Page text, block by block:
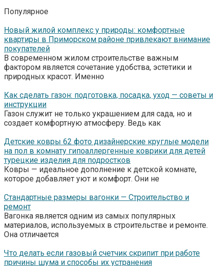
Популярное
Новый жилой комплекс у природы: комфортные
квартиры в Приморском районе привлекают внимание
покупателей
В современном жилом строительстве важным
фактором является сочетание удобства, эстетики и
природных красот. Именно
Как сделать газон: подготовка, посадка, уход — советы и
инструкции
Газон служит не только украшением для сада, но и
создает комфортную атмосферу. Ведь как
Детские ковры 62 фото дизайнерские круглые модели
на пол в комнату гипоаллергенные коврики для детей
турецкие изделия для подростков
Ковры — идеальное дополнение к детской комнате,
которое добавляет уют и комфорт. Они не
Стандартные размеры вагонки — Строительство и
ремонт
Вагонка является одним из самых популярных
материалов, используемых в строительстве и ремонте.
Она отличается
Что делать если газовый счетчик скрипит при работе
причины шума и способы их устранения